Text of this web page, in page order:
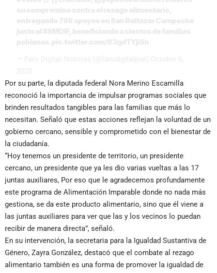
Por su parte, la diputada federal Nora Merino Escamilla
reconoció la importancia de impulsar programas sociales que
brinden resultados tangibles para las familias que más lo
necesitan. Señaló que estas acciones reflejan la voluntad de un
gobierno cercano, sensible y comprometido con el bienestar de
la ciudadanía.
“Hoy tenemos un presidente de territorio, un presidente
cercano, un presidente que ya les dio varias vueltas a las 17
juntas auxiliares, Por eso que le agradecemos profundamente
este programa de Alimentación Imparable donde no nada más
gestiona, se da este producto alimentario, sino que él viene a
las juntas auxiliares para ver que las y los vecinos lo puedan
recibir de manera directa”, señaló.
En su intervención, la secretaria para la Igualdad Sustantiva de
Género, Zayra González, destacó que el combate al rezago
alimentario también es una forma de promover la igualdad de